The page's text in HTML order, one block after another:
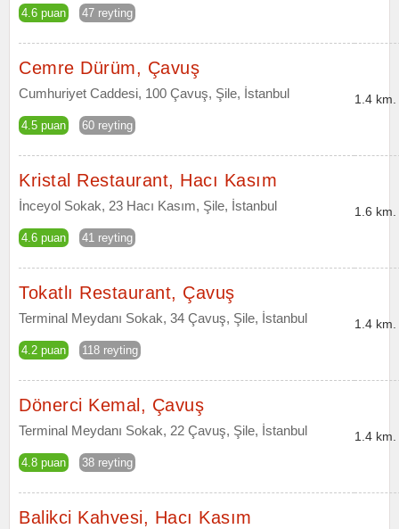
4.6 puan 47 reyting
Cemre Dürüm, Çavuş
Cumhuriyet Caddesi, 100 Çavuş, Şile, İstanbul
4.5 puan 60 reyting
1.4 km.
Kristal Restaurant, Hacı Kasım
İnceyol Sokak, 23 Hacı Kasım, Şile, İstanbul
4.6 puan 41 reyting
1.6 km.
Tokatlı Restaurant, Çavuş
Terminal Meydanı Sokak, 34 Çavuş, Şile, İstanbul
4.2 puan 118 reyting
1.4 km.
Dönerci Kemal, Çavuş
Terminal Meydanı Sokak, 22 Çavuş, Şile, İstanbul
4.8 puan 38 reyting
1.4 km.
Balikci Kahvesi, Hacı Kasım